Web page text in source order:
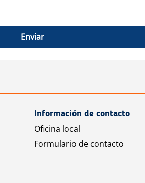
Enviar
Información de contacto
Oficina local
Formulario de contacto